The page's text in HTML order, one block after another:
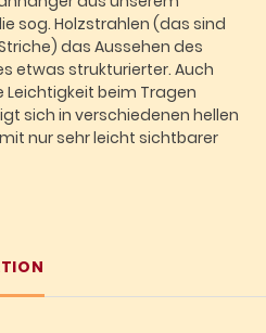
sog. Holzstrahlen (das sind
das Aussehen des
etwas strukturierter. Auch
beim Tragen
sich in verschiedenen hellen
nur sehr leicht sichtbarer